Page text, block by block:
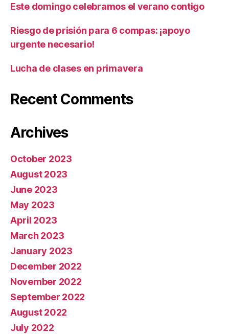
Este domingo celebramos el verano contigo
Riesgo de prisión para 6 compas: ¡apoyo
urgente necesario!
Lucha de clases en primavera
Recent Comments
Archives
October 2023
August 2023
June 2023
May 2023
April 2023
March 2023
January 2023
December 2022
November 2022
September 2022
August 2022
July 2022